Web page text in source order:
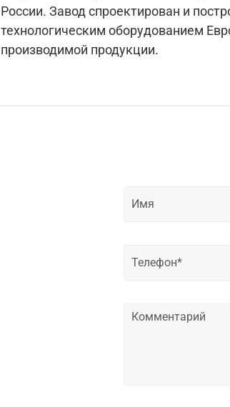
России. Завод спроектирован и
технологическим оборудованием
производимой продукции.